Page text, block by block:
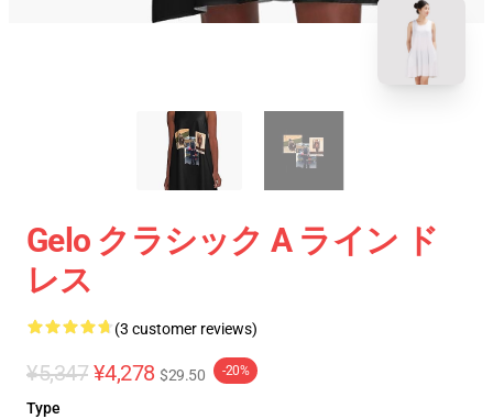
Gelo クラシック A ライン ド
レス
(3 customer reviews)
¥5,347 ¥4,278 $29.50 -20%
Type